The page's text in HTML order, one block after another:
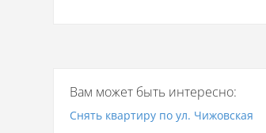
Вам может быть интересно:
Снять квартиру по ул. Чижовская